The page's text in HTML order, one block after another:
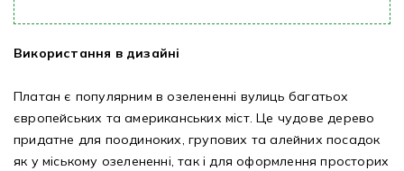
Використання в дизайні
Платан є популярним в озелененні вулиць багатьох
європейських та американських міст. Це чудове дерево
придатне для поодиноких, групових та алейних посадок
як у міському озелененні, так і для оформлення просторих